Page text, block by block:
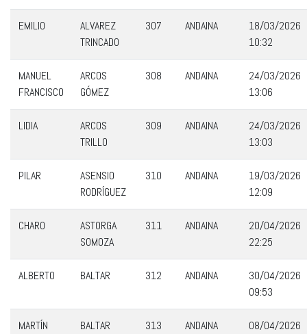
EMILIO
ALVAREZ
TRINCADO
307 ANDAINA
18/03/2026
10:32
MANUEL
FRANCISCO
ARCOS
GÓMEZ
308 ANDAINA
24/03/2026
13:06
LIDIA
ARCOS
TRILLO
309 ANDAINA
24/03/2026
13:03
PILAR
ASENSIO
RODRÍGUEZ
310 ANDAINA
19/03/2026
12:09
CHARO
ASTORGA
SOMOZA
311 ANDAINA
20/04/2026
22:25
ALBERTO BALTAR 312 ANDAINA
30/04/2026
09:53
MARTÍN
BALTAR
313 ANDAINA
08/04/2026